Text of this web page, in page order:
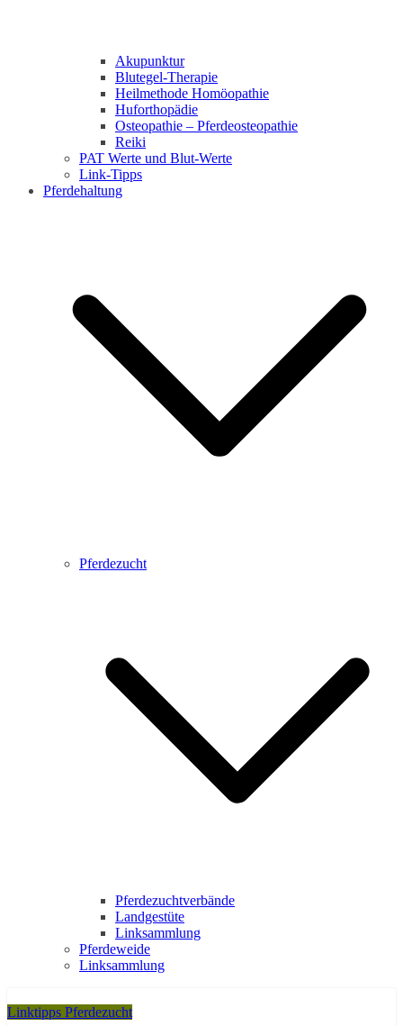
Akupunktur
Blutegel-Therapie
Heilmethode Homöopathie
Huforthopädie
Osteopathie – Pferdeosteopathie
Reiki
PAT Werte und Blut-Werte
Link-Tipps
Pferdehaltung
Pferdezucht
Pferdezuchtverbände
Landgestüte
Linksammlung
Pferdeweide
Linksammlung
Linktipps Pferdezucht